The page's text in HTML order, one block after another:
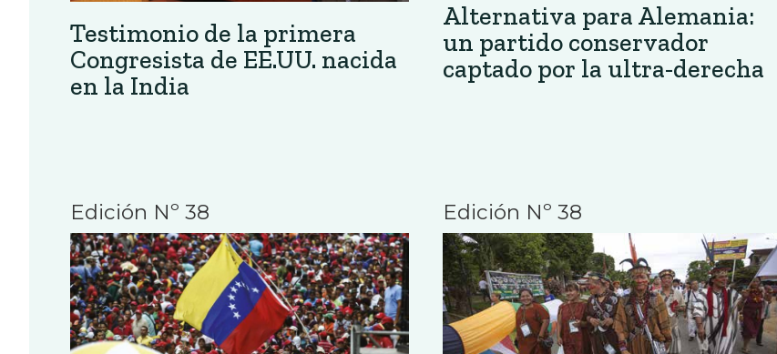
Testimonio de la primera
Congresista de EE.UU. nacida
en la India
Alternativa para Alemania:
un partido conservador
captado por la ultra-derecha
Edición Nº 38 Edición Nº 38